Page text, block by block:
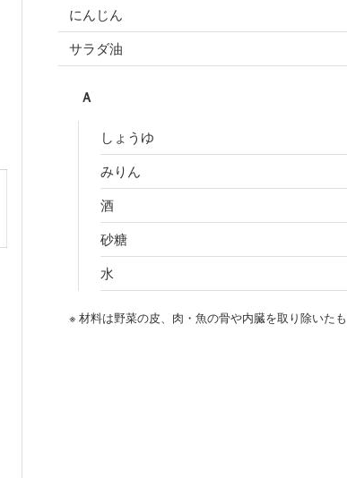
にんじん
サラダ油
Ａ
しょうゆ
みりん
酒
砂糖
水
※ 材料は野菜の皮、肉・魚の骨や内臓を取り除いた